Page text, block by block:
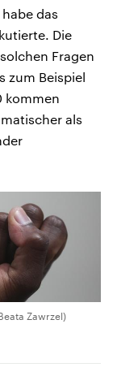
das
Die
Fragen
zum Beispiel
kommen
als
Zawrzel)